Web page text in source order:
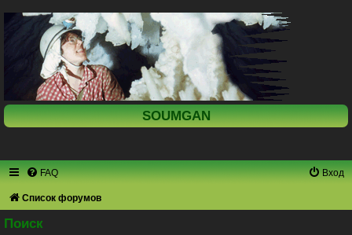
SOUMGAN
FAQ Вход
Список форумов
Поиск